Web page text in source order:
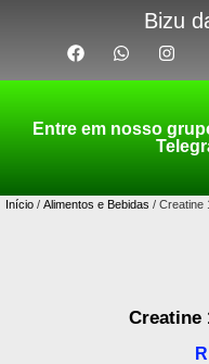
Bizu
Entre em nosso
Início / Alimentos e Bebidas / Creatine
Creatine